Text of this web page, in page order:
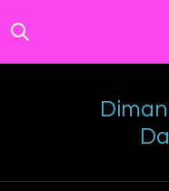
Passer
au
contenu